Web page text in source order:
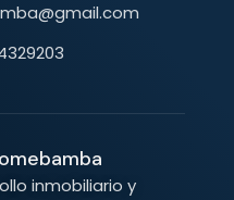
inmobiliario y